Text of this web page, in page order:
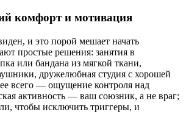
комфорт и мотивация
и это порой мешает начать
простые решения: занятия в
или бандана из мягкой ткани,
дружелюбная студия с хорошей
всего — ощущение контроля над
активность — ваш союзник, а не враг;
чтобы исключить триггеры, и